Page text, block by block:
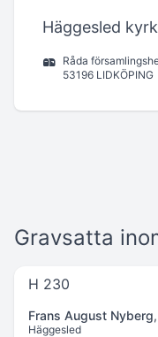
Häggesled
Råda
53196 LIDKÖPING
Gravsatta
H 230
Frans August Nyberg,
Häggesled